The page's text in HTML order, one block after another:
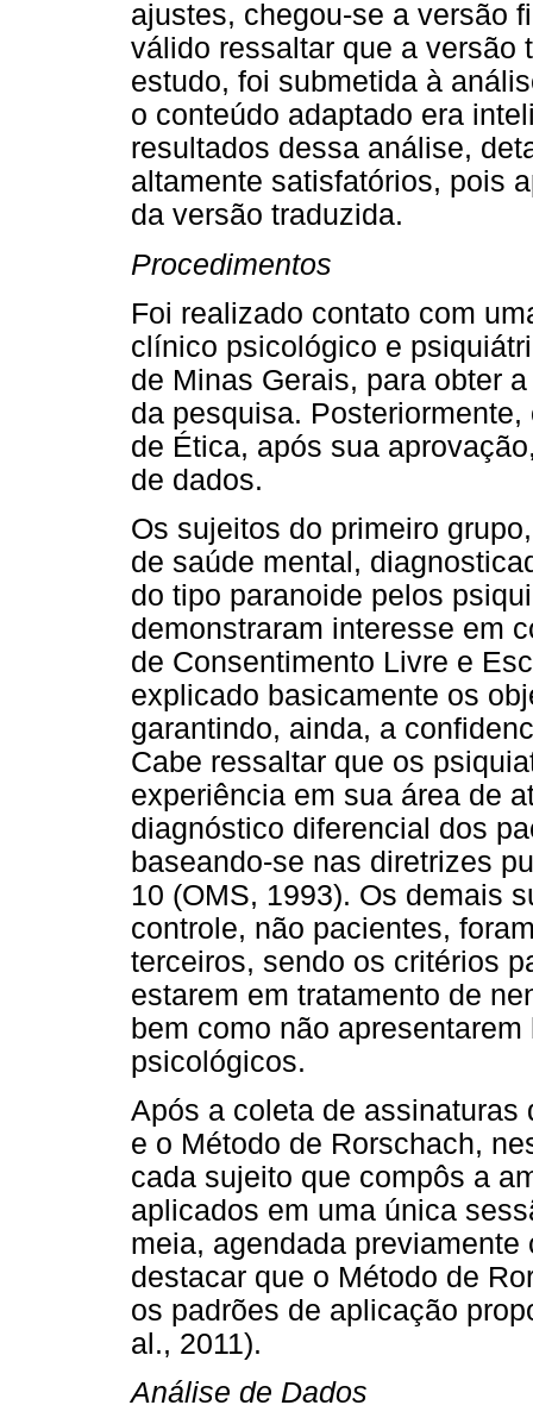
ajustes, chegou-se a versão
válido ressaltar que a versão
estudo, foi submetida à
o conteúdo adaptado era
resultados dessa análise,
altamente satisfatórios, pois
da versão traduzida.
Procedimentos
Foi realizado contato com
clínico psicológico e
de Minas Gerais, para obter
da pesquisa.
de Ética, após sua
de dados.
Os sujeitos do primeiro
de saúde mental,
do tipo paranoide pelos
demonstraram interesse em
de Consentimento Livre e
explicado basicamente os
garantindo, ainda, a
Cabe ressaltar que os
experiência em sua área de
diagnóstico diferencial dos
baseando-se nas diretrizes
10 (OMS, 1993). Os demais
controle, não pacientes,
terceiros, sendo os critérios
estarem em tratamento de
bem como não
psicológicos.
Após a coleta de assinaturas
e o Método de Rorschach,
cada sujeito que compôs a
aplicados em uma única
meia, agendada
destacar que o Método de
os padrões de aplicação
al., 2011).
Análise de Dados